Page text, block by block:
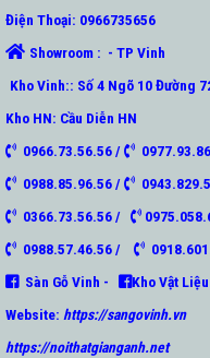
Điện Thoại: 0966735656
Showroom : - TP Vinh
Kho Vinh:: Số 4 Ngõ 10 Đường
Kho HN: Cầu Diễn HN
0966.73.56.56 /
0988.85.96.56 /
0366.73.56.56 /
0988.57.46.56 /
Sàn Gỗ Vinh -
Kho Vật
Website: https://sangovinh.vn
https://noithatgianganh.net